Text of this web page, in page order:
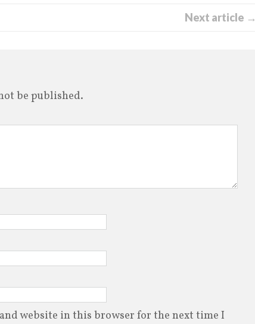
Next article →
be published.
website in this browser for the next time I